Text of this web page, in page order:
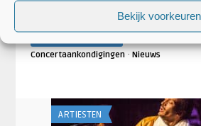
Bekijk voorkeuren
Concertaankondigingen·Nieuws
ARTIESTEN